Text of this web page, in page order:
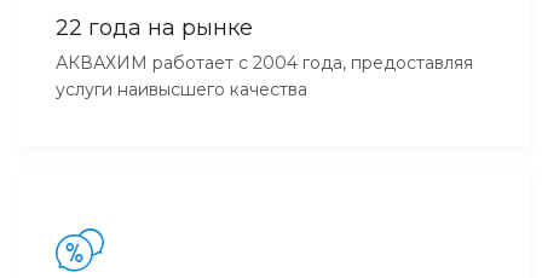
22 года на рынке
АКВАХИМ работает с 2004 года, предоставляя
услуги наивысшего качества